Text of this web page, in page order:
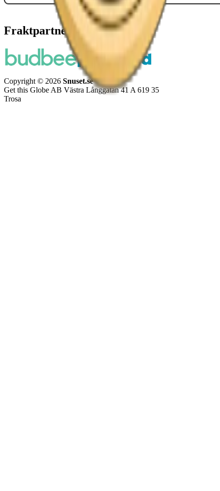
Fraktpartners
Copyright © 2026 Snuset.se
Get this Globe AB Västra Långgatan 41 A 619 35
Trosa